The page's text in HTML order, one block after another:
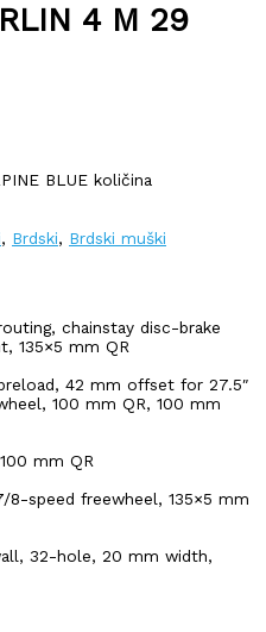
4 M 29
BLUE količina
, Brdski, Brdski muški
chainstay disc-brake
135×5 mm QR
42 mm offset for 27.5″
100 mm QR, 100 mm
mm QR
speed freewheel, 135×5 mm
32-hole, 20 mm width,